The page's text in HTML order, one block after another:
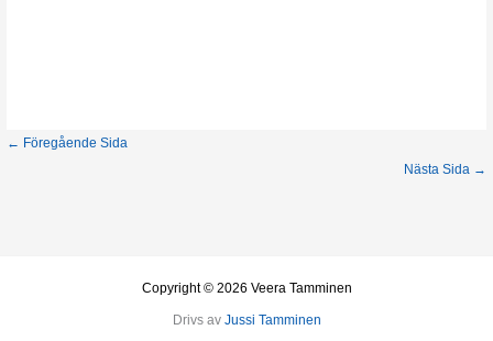
← Föregående Sida
Nästa Sida →
Copyright © 2026 Veera Tamminen
Drivs av Jussi Tamminen